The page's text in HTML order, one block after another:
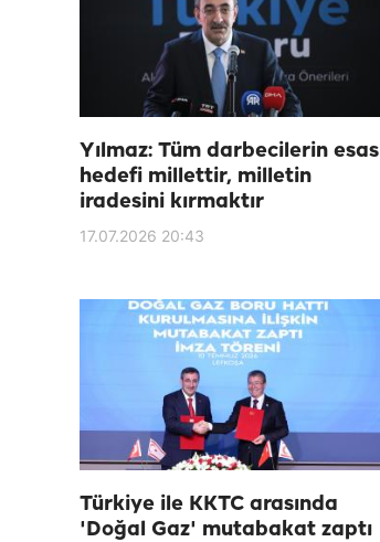
Yılmaz: Tüm darbecilerin esas
hedefi millettir, milletin
iradesini kırmaktır
17.07.2026 20:43
Türkiye ile KKTC arasında
'Doğal Gaz' mutabakat zaptı